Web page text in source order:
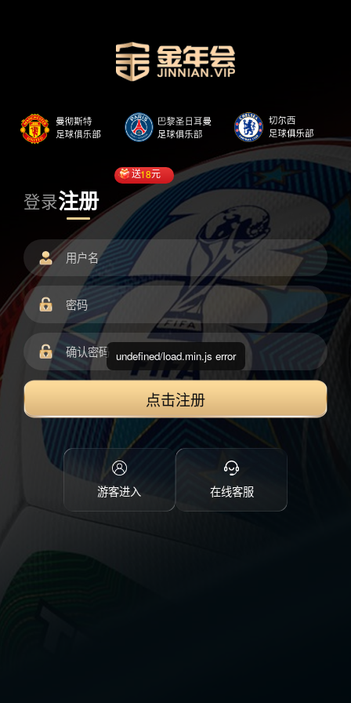
登录注册
送18元
点击注册
游客进入 在线客服
undefined/load.min.js error